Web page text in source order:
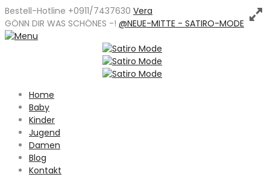
Bestell-Hotline +0911/7437630 Vera
GÖNN DIR WAS SCHÖNES -! @NEUE-MITTE - SATIRO-MODE
Home
Baby
Kinder
Jugend
Damen
Blog
Kontakt